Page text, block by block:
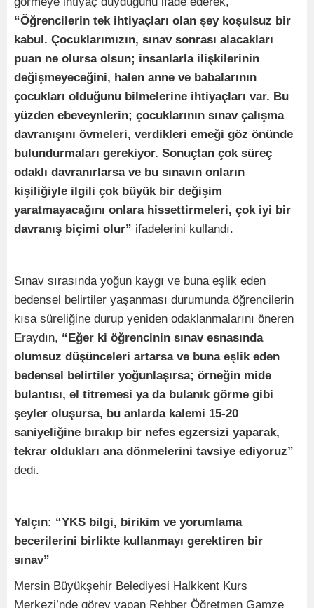
“Öğrencilerin tek ihtiyaçları olan şey koşulsuz bir
kabul. Çocuklarımızın, sınav sonrası alacakları
puan ne olursa olsun; insanlarla ilişkilerinin
değişmeyeceğini, halen anne ve babalarının
çocukları olduğunu bilmelerine ihtiyaçları var. Bu
yüzden ebeveynlerin; çocuklarının sınav çalışma
davranışını övmeleri, verdikleri emeği göz önünde
bulundurmaları gerekiyor. Sonuçtan çok süreç
odaklı davranırlarsa ve bu sınavın onların
kişiliğiyle ilgili çok büyük bir değişim
yaratmayacağını onlara hissettirmeleri, çok iyi bir
davranış biçimi olur” ifadelerini kullandı.
Sınav sırasında yoğun kaygı ve buna eşlik eden
bedensel belirtiler yaşanması durumunda öğrencilerin
kısa süreliğine durup yeniden odaklanmalarını öneren
Eraydın, “Eğer ki öğrencinin sınav esnasında
olumsuz düşünceleri artarsa ve buna eşlik eden
bedensel belirtiler yoğunlaşırsa; örneğin mide
bulantısı, el titremesi ya da bulanık görme gibi
şeyler oluşursa, bu anlarda kalemi 15-20
saniyeliğine bırakıp bir nefes egzersizi yaparak,
tekrar oldukları ana dönmelerini tavsiye ediyoruz”
dedi.
Yalçın: “YKS bilgi, birikim ve yorumlama
becerilerini birlikte kullanmayı gerektiren bir
sınav”
Mersin Büyükşehir Belediyesi Halkkent Kurs
Merkezi’nde görev yapan Rehber Öğretmen Gamze